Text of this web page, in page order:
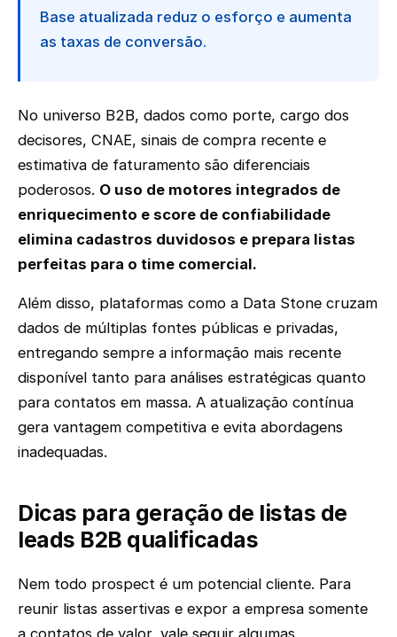
Base atualizada reduz o esforço e aumenta
as taxas de conversão.
No universo B2B, dados como porte, cargo dos
decisores, CNAE, sinais de compra recente e
estimativa de faturamento são diferenciais
poderosos. O uso de motores integrados de
enriquecimento e score de confiabilidade
elimina cadastros duvidosos e prepara listas
perfeitas para o time comercial.
Além disso, plataformas como a Data Stone cruzam
dados de múltiplas fontes públicas e privadas,
entregando sempre a informação mais recente
disponível tanto para análises estratégicas quanto
para contatos em massa. A atualização contínua
gera vantagem competitiva e evita abordagens
inadequadas.
Dicas para geração de listas de
leads B2B qualificadas
Nem todo prospect é um potencial cliente. Para
reunir listas assertivas e expor a empresa somente
a contatos de valor, vale seguir algumas